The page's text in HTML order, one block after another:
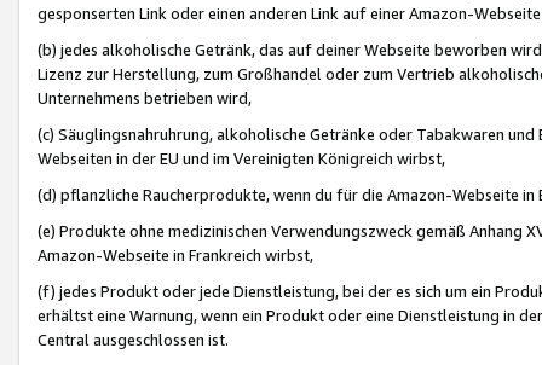
gesponserten Link oder einen anderen Link auf einer Amazon-
(b) jedes alkoholische Getränk, das auf deiner Webseite beworben
Lizenz zur Herstellung, zum Großhandel oder zum Vertrieb
Unternehmens betrieben wird,
(c) Säuglingsnahruhrung, alkoholische Getränke oder Tabakwaren
Webseiten in der EU und im Vereinigten Königreich wirbst,
(d) pflanzliche Raucherprodukte, wenn du für die Amazon-Webseite in
(e) Produkte ohne medizinischen Verwendungszweck gemäß Anhang
Amazon-Webseite in Frankreich wirbst,
(f) jedes Produkt oder jede Dienstleistung, bei der es sich um ein
erhältst eine Warnung, wenn ein Produkt oder eine Dienstleistung in
Central ausgeschlossen ist.